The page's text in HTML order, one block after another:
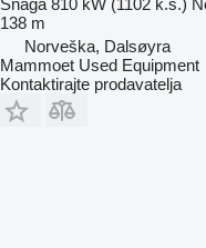
Snaga 810 kW (1102 k.s.)
138 m
Norveška, Dalsøyra
Mammoet Used Equipment
Kontaktirajte prodavatelja